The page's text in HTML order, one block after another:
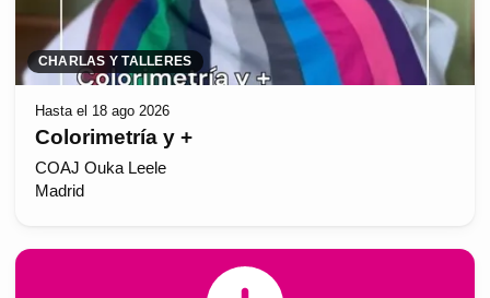
CHARLAS Y TALLERES
Hasta el 18 ago 2026
Colorimetría y +
COAJ Ouka Leele
Madrid